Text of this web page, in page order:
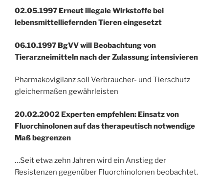
02.05.1997 Erneut illegale Wirkstoffe bei
lebensmittelliefernden Tieren eingesetzt
06.10.1997 BgVV will Beobachtung von
Tierarzneimitteln nach der Zulassung intensivieren
Pharmakovigilanz soll Verbraucher- und Tierschutz
gleichermaßen gewährleisten
20.02.2002 Experten empfehlen: Einsatz von
Fluorchinolonen auf das therapeutisch notwendige
Maß begrenzen
…Seit etwa zehn Jahren wird ein Anstieg der
Resistenzen gegenüber Fluorchinolonen beobachtet.